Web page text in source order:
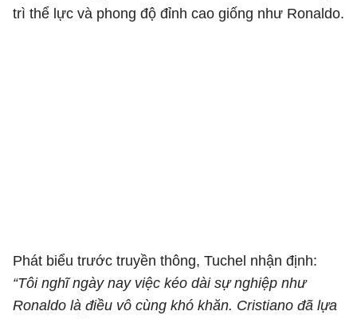
trì thể lực và phong độ đỉnh cao giống như Ronaldo.
Phát biểu trước truyền thông, Tuchel nhận định:
“Tôi nghĩ ngày nay việc kéo dài sự nghiệp như
Ronaldo là điều vô cùng khó khăn. Cristiano đã lựa